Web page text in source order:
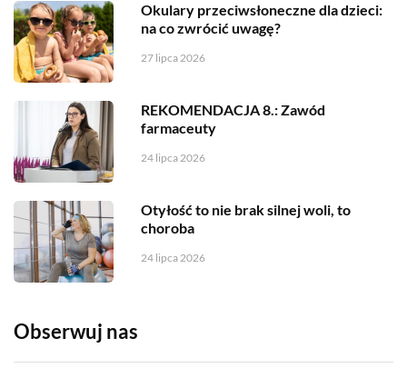
Okulary przeciwsłoneczne dla dzieci:
na co zwrócić uwagę?
27 lipca 2026
REKOMENDACJA 8.: Zawód
farmaceuty
24 lipca 2026
Otyłość to nie brak silnej woli, to
choroba
24 lipca 2026
Obserwuj nas